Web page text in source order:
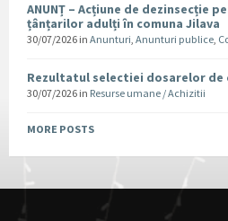
ANUNȚ – Acțiune de dezinsecție
țânțarilor adulți în comuna Jilava
30/07/2026 in Anunturi, Anunturi publice,
Rezultatul selectiei dosarelor de
30/07/2026 in Resurse umane / Achizitii
MORE POSTS